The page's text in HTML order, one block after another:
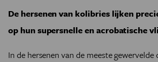
De hersenen van kolibries lijken
op hun supersnelle en acrobatische
In de hersenen van de meeste gewervelde